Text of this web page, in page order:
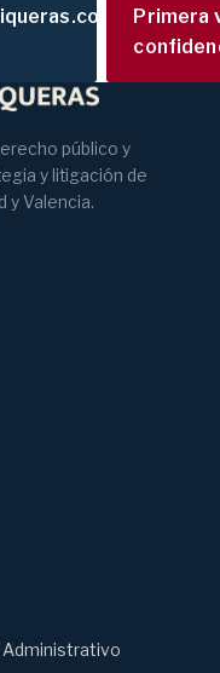
Primera
público y
y litigación de
y Valencia.
Administrativo